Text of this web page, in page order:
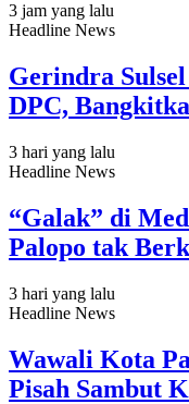
3 jam yang lalu
Headline News
Gerindra
DPC,
3 hari yang lalu
Headline News
“Galak” di
Palopo tak
3 hari yang lalu
Headline News
Wawali Kota
Pisah Sambut